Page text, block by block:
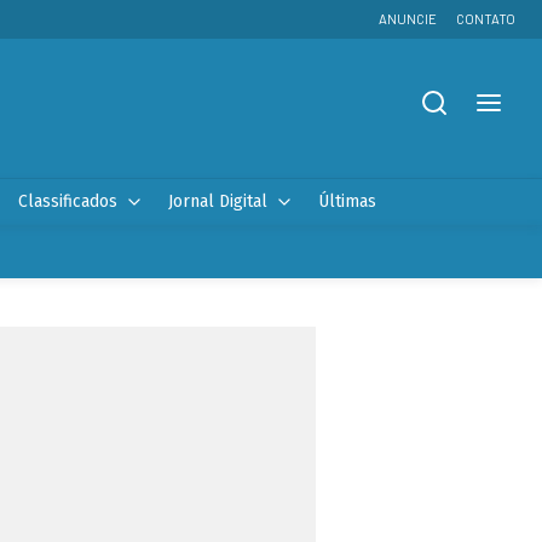
ANUNCIE CONTATO
Classificados Jornal Digital Últimas